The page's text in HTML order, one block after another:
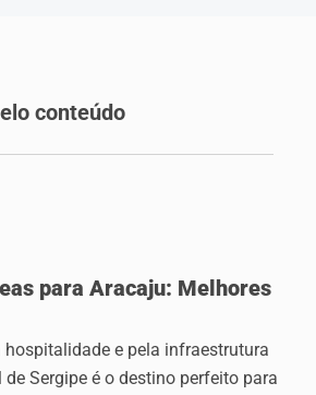
conteúdo
para Aracaju: Melhores
hospitalidade e pela infraestrutura
Sergipe é o destino perfeito para